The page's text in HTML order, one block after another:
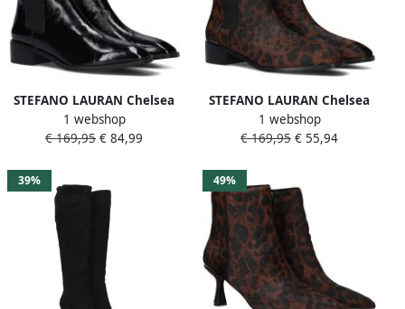
STEFANO LAURAN Chelsea
Boots Dames Botin Plano
Maat: 36 Materiaal: Lakleer
1 webshop
€ 169,95 € 84,99
STEFANO LAURAN Chelsea
Boots Dames Botin Plano
Maat: 42 Kleur: Bruin
1 webshop
€ 169,95 € 55,94
39% 49%